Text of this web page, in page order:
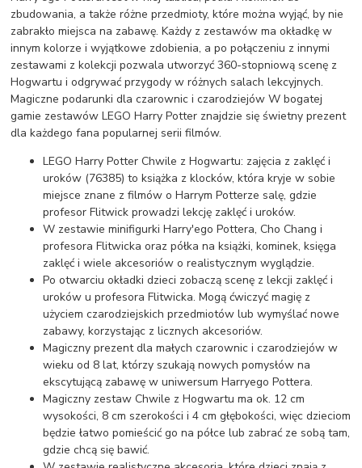
zbudowania, a także różne przedmioty, które można wyjąć, by nie
zabrakło miejsca na zabawę. Każdy z zestawów ma okładkę w
innym kolorze i wyjątkowe zdobienia, a po połączeniu z innymi
zestawami z kolekcji pozwala utworzyć 360-stopniową scenę z
Hogwartu i odgrywać przygody w różnych salach lekcyjnych.
Magiczne podarunki dla czarownic i czarodziejów W bogatej
gamie zestawów LEGO Harry Potter znajdzie się świetny prezent
dla każdego fana popularnej serii filmów.
LEGO Harry Potter Chwile z Hogwartu: zajęcia z zaklęć i
uroków (76385) to książka z klocków, która kryje w sobie
miejsce znane z filmów o Harrym Potterze salę, gdzie
profesor Flitwick prowadzi lekcję zaklęć i uroków.
W zestawie minifigurki Harry'ego Pottera, Cho Chang i
profesora Flitwicka oraz półka na książki, kominek, księga
zaklęć i wiele akcesoriów o realistycznym wyglądzie.
Po otwarciu okładki dzieci zobaczą scenę z lekcji zaklęć i
uroków u profesora Flitwicka. Mogą ćwiczyć magię z
użyciem czarodziejskich przedmiotów lub wymyślać nowe
zabawy, korzystając z licznych akcesoriów.
Magiczny prezent dla małych czarownic i czarodziejów w
wieku od 8 lat, którzy szukają nowych pomysłów na
ekscytującą zabawę w uniwersum Harryego Pottera.
Magiczny zestaw Chwile z Hogwartu ma ok. 12 cm
wysokości, 8 cm szerokości i 4 cm głębokości, więc dzieciom
będzie łatwo pomieścić go na półce lub zabrać ze sobą tam,
gdzie chcą się bawić.